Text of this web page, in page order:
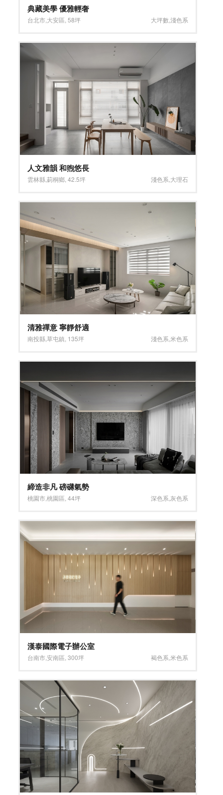
典藏美學 優雅輕奢
台北市 大安區 ,58坪 大坪數 淺色系
人文雅韻 和煦悠長
雲林縣,莿桐鄉 ,42.5坪 淺色系 大理石
清雅禪意 寧靜舒適
南投縣,草屯鎮 135坪 淺色系 米色系
締造非凡 磅礴氣勢
桃園市,桃園區 ,44坪 深色系 灰色系
漢泰國際電子辦公室
台南市,安南區 ,300坪 褐色系 米色系